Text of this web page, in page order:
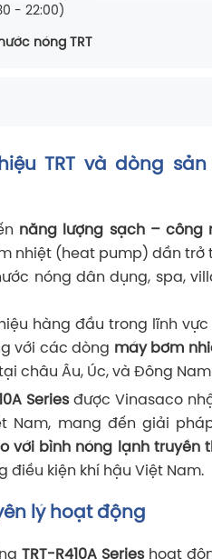
- 22:00)
nóng TRT
TRT và dòng sản
năng lượng sạch – công
nhiệt (heat pump) dần trở
nóng dân dụng, spa,
hàng đầu trong lĩnh
với các dòng máy bơm
châu Âu, Úc, và Đông Nam
Seriesđược Vinasaco
Nam, mang đến giải
với bình nóng lạnh truyền
điều kiện khí hậu Việt Nam.
lý hoạt động
TRT-R410A Series hoạt